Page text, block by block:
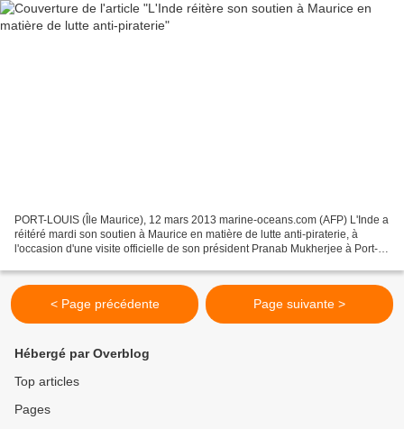
PORT-LOUIS (Île Maurice), 12 mars 2013 marine-oceans.com (AFP) L'Inde a
réitéré mardi son soutien à Maurice en matière de lutte anti-piraterie, à
l'occasion d'une visite officielle de son président Pranab Mukherjee à Port-
< Page précédente Page suivante >
Hébergé par Overblog
Top articles
Pages